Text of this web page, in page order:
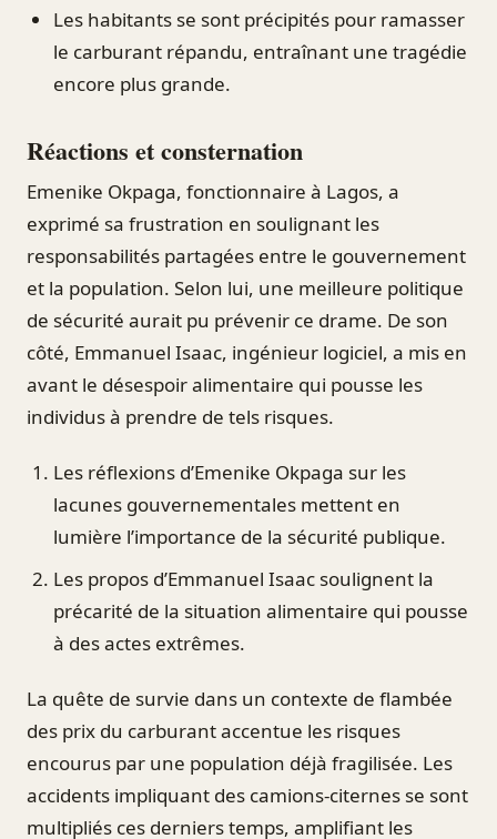
Les habitants se sont précipités pour ramasser
le carburant répandu, entraînant une tragédie
encore plus grande.
Réactions et consternation
Emenike Okpaga, fonctionnaire à Lagos, a
exprimé sa frustration en soulignant les
responsabilités partagées entre le gouvernement
et la population. Selon lui, une meilleure politique
de sécurité aurait pu prévenir ce drame. De son
côté, Emmanuel Isaac, ingénieur logiciel, a mis en
avant le désespoir alimentaire qui pousse les
individus à prendre de tels risques.
Les réflexions d’Emenike Okpaga sur les
lacunes gouvernementales mettent en
lumière l’importance de la sécurité publique.
Les propos d’Emmanuel Isaac soulignent la
précarité de la situation alimentaire qui pousse
à des actes extrêmes.
La quête de survie dans un contexte de flambée
des prix du carburant accentue les risques
encourus par une population déjà fragilisée. Les
accidents impliquant des camions-citernes se sont
multipliés ces derniers temps, amplifiant les